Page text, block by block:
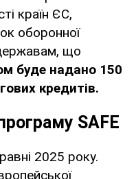
країн ЄС,
оборонної
що
буде надано 150
кредитів.
SAFE
2025 року.